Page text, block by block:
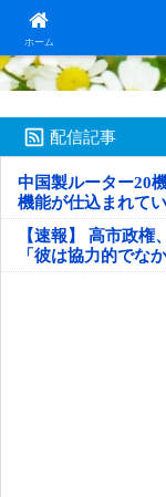
ホーム日本第一！ニ
配信記事
中国製ルーター20
機能が仕込まれて
【速報】 高市政
「彼は協力的でな
判明